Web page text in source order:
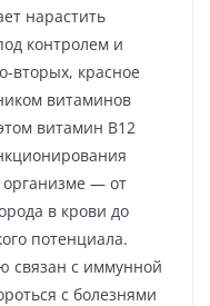
нарастить
контролем и
вторых, красное
витаминов
витамин В12
— от
в крови до
потенциала.
связан с иммунной
с болезнями